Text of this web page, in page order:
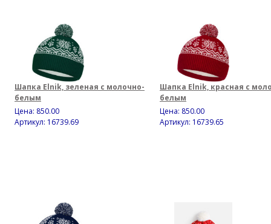
Шапка Elnik, зеленая с молочно-
белым
Цена: 850.00
Артикул: 16739.69
Шапка Elnik, красная с
белым
Цена: 850.00
Артикул: 16739.65